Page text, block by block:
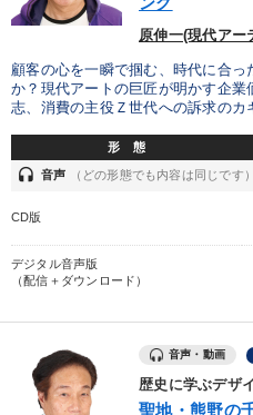
原伸一(現代アー
顧客の心を一瞬で掴む、時代に合
か？現代アートの巨匠が明かす企
志、消費の主役Ｚ世代への訴求のカ
形 態
headset 音声 （どの形態でも内容は同じです）
CD版
デジタル音声版
（配信＋ダウンロード）
音声・動画
歴史に学ぶデザ
聖地・熊野の